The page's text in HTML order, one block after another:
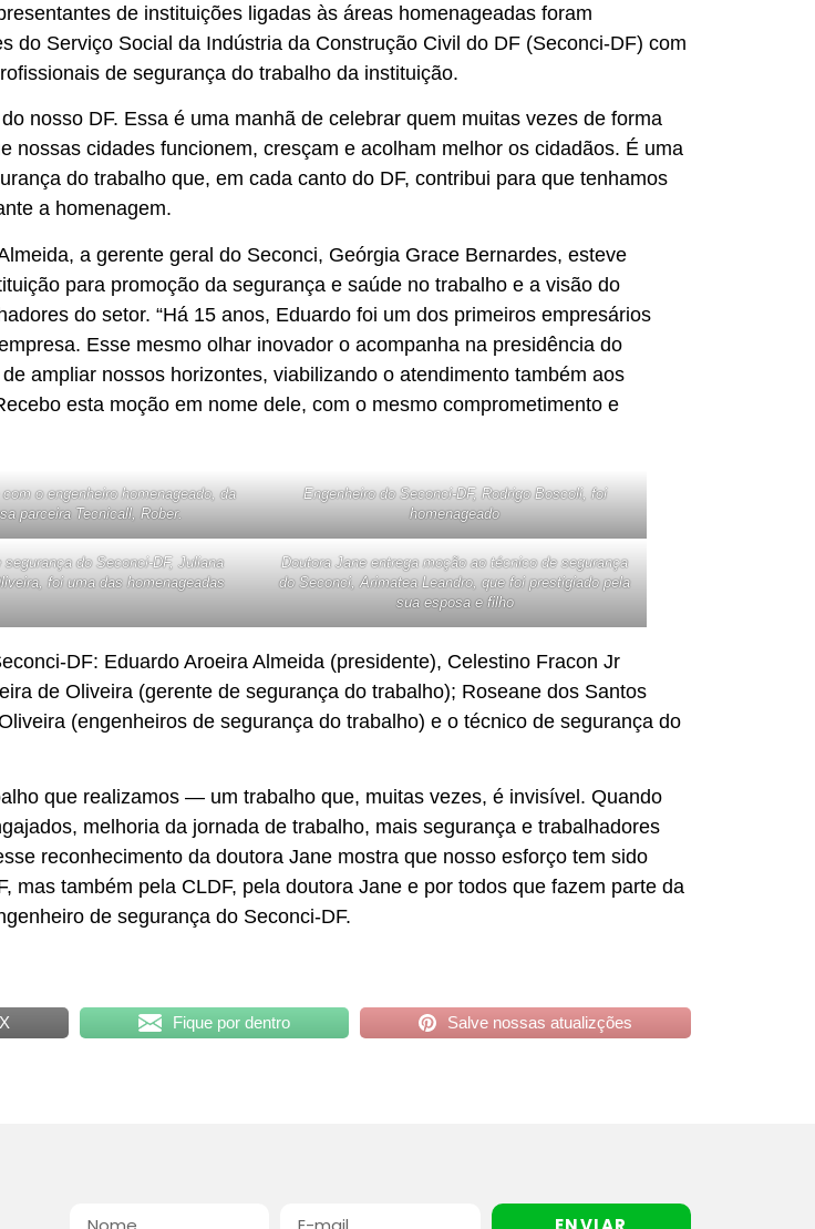
de instituições ligadas às áreas homenageadas foram
do Serviço Social da Indústria da Construção Civil do DF (Seconci-DF) com
de segurança do trabalho da instituição.
nosso DF. Essa é uma manhã de celebrar quem muitas vezes de forma
nossas cidades funcionem, cresçam e acolham melhor os cidadãos. É uma
do trabalho que, em cada canto do DF, contribui para que tenhamos
a homenagem.
a gerente geral do Seconci, Geórgia Grace Bernardes, esteve
para promoção da segurança e saúde no trabalho e a visão do
do setor. “Há 15 anos, Eduardo foi um dos primeiros empresários
Esse mesmo olhar inovador o acompanha na presidência do
ampliar nossos horizontes, viabilizando o atendimento também aos
esta moção em nome dele, com o mesmo comprometimento e
o engenheiro homenageado, da
parceira Tecnicall, Rober.
Engenheiro do Seconci-DF, Rodrigo Boscoli, foi
homenageado
segurança do Seconci-DF, Juliana
foi uma das homenageadas
Doutora Jane entrega moção ao técnico de segurança
do Seconci, Arimatea Leandro, que foi prestigiado pela
sua esposa e filho
DF: Eduardo Aroeira Almeida (presidente), Celestino Fracon Jr
de Oliveira (gerente de segurança do trabalho); Roseane dos Santos
(engenheiros de segurança do trabalho) e o técnico de segurança do
que realizamos — um trabalho que, muitas vezes, é invisível. Quando
melhoria da jornada de trabalho, mais segurança e trabalhadores
reconhecimento da doutora Jane mostra que nosso esforço tem sido
também pela CLDF, pela doutora Jane e por todos que fazem parte da
de segurança do Seconci-DF.
Fique por dentro Salve nossas atualizções